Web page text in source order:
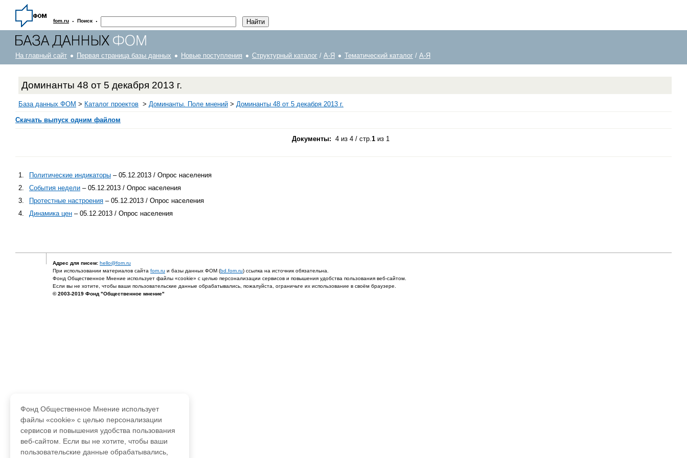
fom.ru · Поиск ·
На главный сайт Первая страница базы данных Новые поступления Структурный каталог / А-Я Тематический каталог / А-Я
Доминанты 48 от 5 декабря 2013 г.
База данных ФОМ > Каталог проектов > Доминанты. Поле мнений > Доминанты 48 от 5 декабря 2013 г.
Скачать выпуск одним файлом
Документы: 4 из 4 / стр. 1из 1
1. Политические индикаторы – 05.12.2013 / Опрос населения
2.
События недели – 05.12.2013 / Опрос населения
3.
Протестные настроения – 05.12.2013 / Опрос населения
4.
Динамика цен – 05.12.2013 / Опрос населения
Адрес для писем: hello@fom.ru
При использовании материалов сайта fom.ru и базы данных ФОМ (bd.fom.ru) ссылка на источник обязательна.
Фонд Общественное Мнение использует файлы «cookie» с целью персонализации сервисов и повышения удобства пользования веб-сайтом.
Если вы не хотите, чтобы ваши пользовательские данные обрабатывались, пожалуйста, ограничьте их использование в своём браузере.
© 2003-2019 Фонд "Общественное мнение"
Фонд Общественное Мнение использует
файлы «cookie» с целью персонализации
сервисов и повышения удобства пользования
веб-сайтом. Если вы не хотите, чтобы ваши
пользовательские данные обрабатывались,